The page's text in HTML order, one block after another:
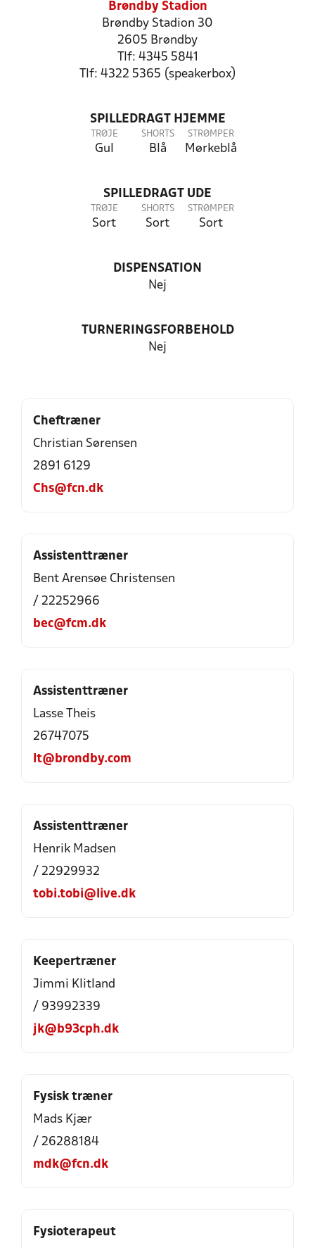
Brøndby Stadion
Brøndby Stadion 30
2605 Brøndby
Tlf: 4345 5841
Tlf: 4322 5365 (speakerbox)
SPILLEDRAGT HJEMME
TRØJE
Gul
SHORTS
Blå
STRØMPER
Mørkeblå
SPILLEDRAGT UDE
TRØJE
Sort
SHORTS
Sort
STRØMPER
Sort
DISPENSATION
Nej
TURNERINGSFORBEHOLD
Nej
Cheftræner
Christian Sørensen
2891 6129
Chs@fcn.dk
Assistenttræner
Bent Arensøe Christensen
/ 22252966
bec@fcm.dk
Assistenttræner
Lasse Theis
26747075
lt@brondby.com
Assistenttræner
Henrik Madsen
/ 22929932
tobi.tobi@live.dk
Keepertræner
Jimmi Klitland
/ 93992339
jk@b93cph.dk
Fysisk træner
Mads Kjær
/ 26288184
mdk@fcn.dk
Fysioterapeut